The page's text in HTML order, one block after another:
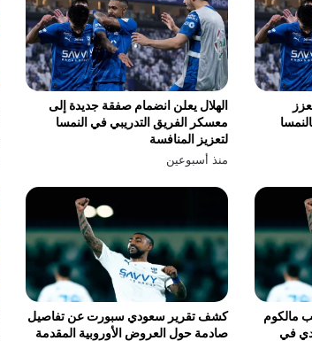
الهلال يعلن انضمام صفقة جديدة إلى
معسكر الفريق التدريبي في النمسا
لتعزيز المنافسة
منذ أسبوعين
كشف تقرير سعودي سبورت عن تفاصيل
صادمة حول العروض الأوروبية المقدمة
مالكوم
في